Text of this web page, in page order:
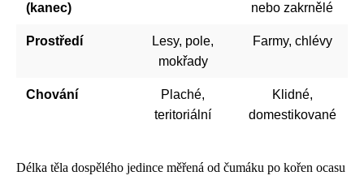
(kanec)
nebo zakrnělé
Prostředí
Lesy, pole,
mokřady
Farmy, chlévy
Chování
Plaché,
teritoriální
Klidné,
domestikované
Délka těla dospělého jedince měřená od čumáku po kořen ocasu